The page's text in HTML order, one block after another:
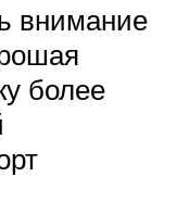
внимание
более